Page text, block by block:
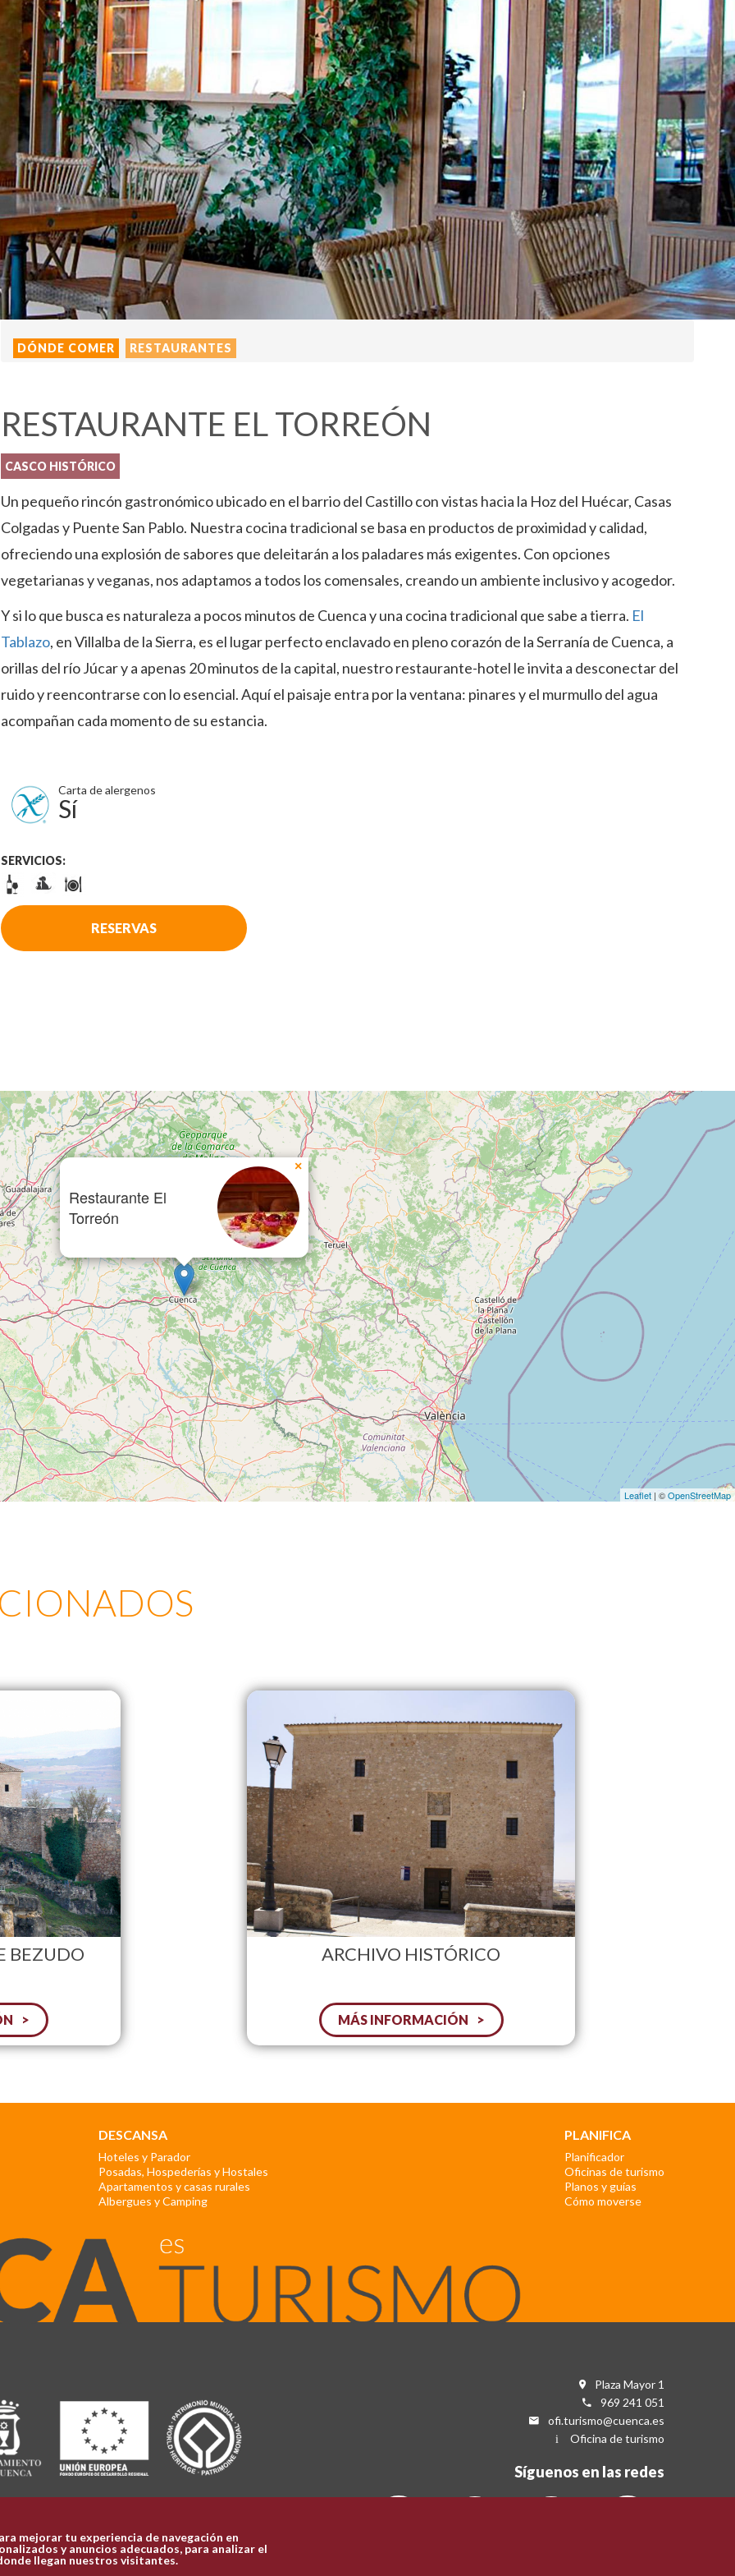
DÓNDE COMER RESTAURANTES
RESTAURANTE EL TORREÓN
CASCO HISTÓRICO
Un pequeño rincón gastronómico ubicado en el barrio del Castillo con vistas hacia la Hoz del Huécar, Casas
Colgadas y Puente San Pablo. Nuestra cocina tradicional se basa en productos de proximidad y calidad,
ofreciendo una explosión de sabores que deleitarán a los paladares más exigentes. Con opciones
vegetarianas y veganas, nos adaptamos a todos los comensales, creando un ambiente inclusivo y acogedor.
Y si lo que busca es naturaleza a pocos minutos de Cuenca y una cocina tradicional que sabe a tierra. El
Tablazo, en Villalba de la Sierra, es el lugar perfecto enclavado en pleno corazón de la Serranía de Cuenca, a
orillas del río Júcar y a apenas 20 minutos de la capital, nuestro restaurante-hotel le invita a desconectar del
ruido y reencontrarse con lo esencial. Aquí el paisaje entra por la ventana: pinares y el murmullo del agua
acompañan cada momento de su estancia.
Carta de alergenos
Sí
SERVICIOS:
RESERVAS
Restaurante El
Torreón
×
Leaflet | ©OpenStreetMap
BEZUDO ARCHIVO HISTÓRICO
MÁS INFORMACIÓN
DESCANSA
Hoteles y Parador
Posadas, Hospederías y Hostales
Apartamentos y casas rurales
Albergues y Camping
PLANIFICA
Planificador
Oficinas de turismo
Planos y guías
Cómo moverse
Plaza Mayor 1
969 241 051
ofi.turismo@cuenca.es
Oficina de turismo
Síguenos en las redes
mejorar tu experiencia de navegación en
y anuncios adecuados, para analizar el
llegan nuestros visitantes.